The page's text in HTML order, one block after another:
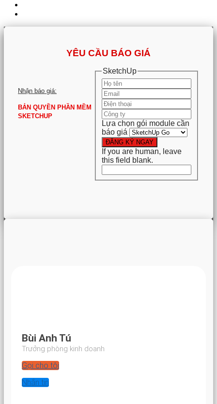
YÊU CẦU BÁO GIÁ
Nhận báo giá:
BẢN QUYỀN PHẦN MỀM
SKETCHUP
SketchUp
Lựa chọn gói module cần
báo giá
ĐĂNG KÝ NGAY
If you are human, leave
this field blank.
Bùi Anh Tú
Trưởng phòng kinh doanh
Gọi cho tôi
Nhắn tin